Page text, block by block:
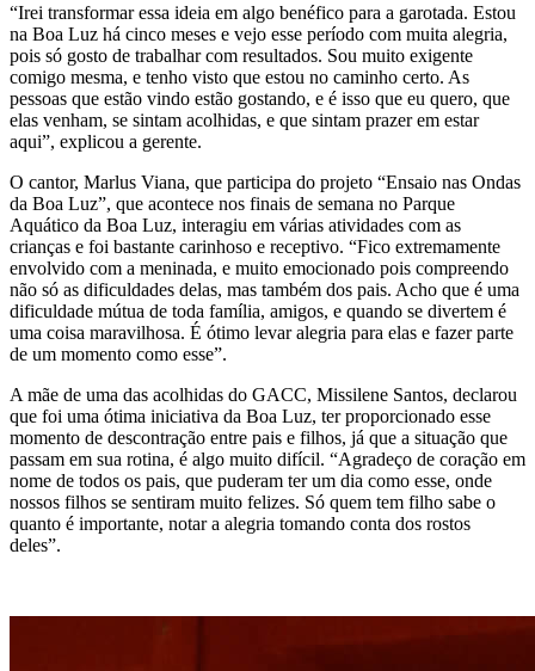
“Irei transformar essa ideia em algo benéfico para a garotada. Estou
na Boa Luz há cinco meses e vejo esse período com muita alegria,
pois só gosto de trabalhar com resultados. Sou muito exigente
comigo mesma, e tenho visto que estou no caminho certo. As
pessoas que estão vindo estão gostando, e é isso que eu quero, que
elas venham, se sintam acolhidas, e que sintam prazer em estar
aqui”, explicou a gerente.
O cantor, Marlus Viana, que participa do projeto “Ensaio nas Ondas
da Boa Luz”, que acontece nos finais de semana no Parque
Aquático da Boa Luz, interagiu em várias atividades com as
crianças e foi bastante carinhoso e receptivo. “Fico extremamente
envolvido com a meninada, e muito emocionado pois compreendo
não só as dificuldades delas, mas também dos pais. Acho que é uma
dificuldade mútua de toda família, amigos, e quando se divertem é
uma coisa maravilhosa. É ótimo levar alegria para elas e fazer parte
de um momento como esse”.
A mãe de uma das acolhidas do GACC, Missilene Santos, declarou
que foi uma ótima iniciativa da Boa Luz, ter proporcionado esse
momento de descontração entre pais e filhos, já que a situação que
passam em sua rotina, é algo muito difícil. “Agradeço de coração em
nome de todos os pais, que puderam ter um dia como esse, onde
nossos filhos se sentiram muito felizes. Só quem tem filho sabe o
quanto é importante, notar a alegria tomando conta dos rostos
deles”.